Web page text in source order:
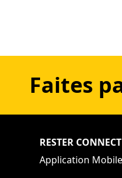
Faites
RESTER
Application Mobile